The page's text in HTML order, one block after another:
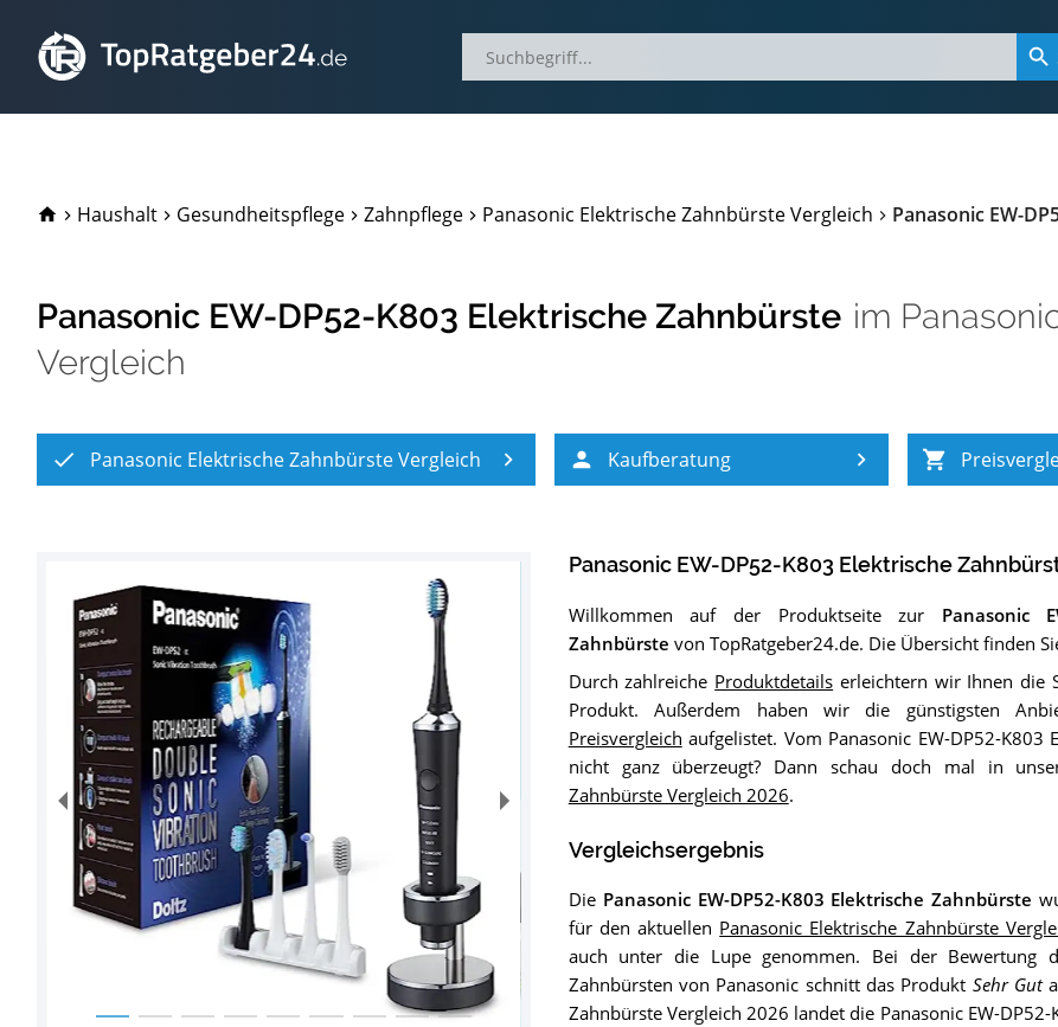
TopRatgeber24.de
Haushalt Gesundheitspflege Zahnpflege Panasonic Elektrische Zahnbürste Vergleich Panasonic EW-
Panasonic EW-DP52-K803 Elektrische Zahnbürste im
Vergleich
Panasonic Elektrische Zahnbürste Vergleich Kaufberatung
Panasonic EW-DP52-K803 Elektrische
Willkommen auf der Produktseite zur Panasonic
Zahnbürste von TopRatgeber24.de. Die Übersicht finden
Durch zahlreiche Produktdetails erleichtern wir Ihnen die
Produkt. Außerdem haben wir die günstigsten
Preisvergleich aufgelistet. Vom Panasonic EW-DP52-K803
nicht ganz überzeugt? Dann schau doch mal in
Zahnbürste Vergleich 2026.
Vergleichsergebnis
Die Panasonic EW-DP52-K803 Elektrische Zahnbürste
für den aktuellen Panasonic Elektrische Zahnbürste
auch unter die Lupe genommen. Bei der Bewertung
Zahnbürsten von Panasonic schnitt das Produkt Sehr Gut
Zahnbürste Vergleich 2026 landet die Panasonic EW-